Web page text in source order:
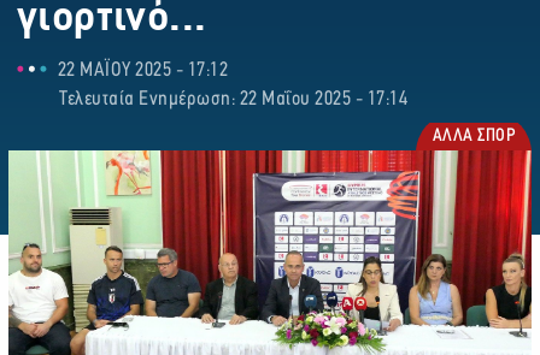
γιορτινό...
22 ΜΑΪΟΥ 2025 - 17:12
Τελευταία Ενημέρωση: 22 Μαΐου 2025 - 17:14
ΑΛΛΑ ΣΠΟΡ